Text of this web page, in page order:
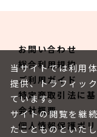
お問い合わせ
総合利用規約
ご利用ガイド
特定商取引法に
会社概要
個人情報保護ポ
当サイトでは利用
提供、トラフィッ
ています。
サイトの閲覧を継
たことものといたし